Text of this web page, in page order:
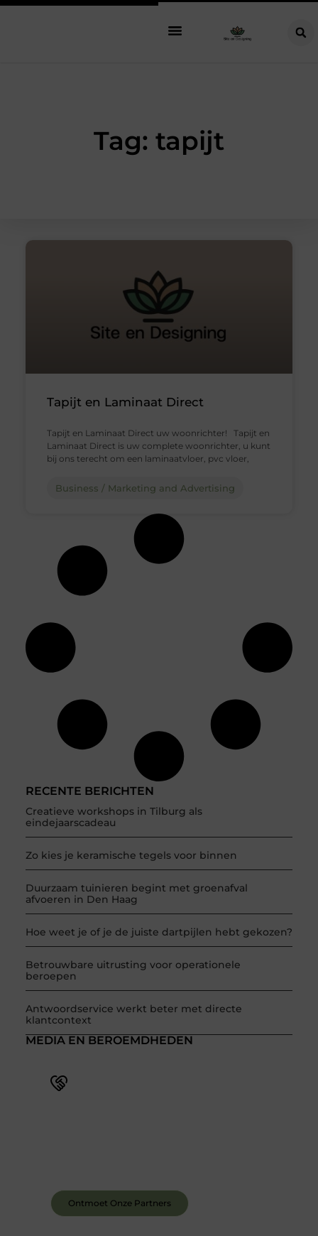
Tag: tapijt
RECENTE BERICHTEN
Creatieve workshops in Tilburg als
eindejaarscadeau
Zo kies je keramische tegels voor binnen
Duurzaam tuinieren begint met groenafval
afvoeren in Den Haag
Hoe weet je of je de juiste dartpijlen hebt gekozen?
Betrouwbare uitrusting voor operationele
beroepen
Antwoordservice werkt beter met directe
klantcontext
MEDIA EN BEROEMDHEDEN
Ontmoet Onze Partners
Tapijt en Laminaat Direct
Tapijt en Laminaat Direct uw woonrichter! Tapijt en
Laminaat Direct is uw complete woonrichter, u kunt
bij ons terecht om een laminaatvloer, pvc vloer,
Business / Marketing and Advertising